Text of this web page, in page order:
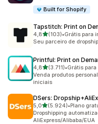
Built for Shopify
Tapstitch: Print on
4,8de 5 estrelas
(103)
103 avaliações ao todo
•Grátis para
Seu parceiro de
Printful: Print on
4,8de 5 estrelas
(3.711)
3711 avaliações ao todo
•Grátis
Venda produtos
iniciais
DSers:
5,0de 5 estrelas
(5.924)
5924 avaliações ao todo
•Plano
Dropshipping
AliExpress/Alibaba/EUA